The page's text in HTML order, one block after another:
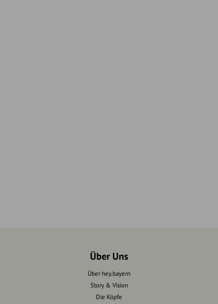
Über Uns
Über hey.bayern
Story & Vision
Die Köpfe